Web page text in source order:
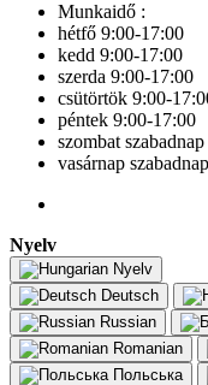
Munkaidő :
hétfő 9:00-17:00
kedd 9:00-17:00
szerda 9:00-17:00
csütörtök 9:00-
péntek 9:00-17:00
szombat szabadnap
vasárnap szabadnap
Nyelv
Nyelv
Deutsch
Russian
Romanian
Польська